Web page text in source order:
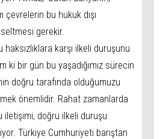
bu hukuk dışı
gerekir.
karşı ilkeli duruşunu
ki bir gün bu yaşadığımız sürecin
doğru tarafında olduğumuzu
önemlidir. Rahat zamanlarda
iletişimi, doğru ilkeli duruşu
Türkiye Cumhuriyeti barıştan